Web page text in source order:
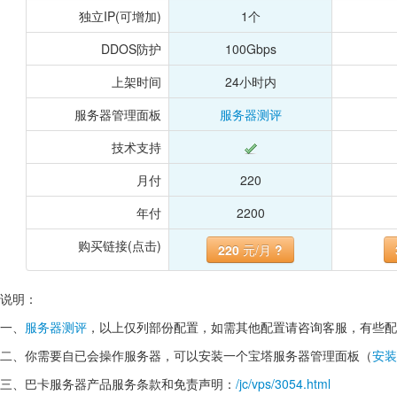
独立IP(可增加)
1个
DDOS防护
100Gbps
上架时间
24小时内
服务器管理面板
服务器测评
技术支持
月付
220
年付
2200
购买链接(点击)
220元/月?
说明：
一、 服务器测评 ，以上仅列部份配置，如需其他配置请咨询客服，有些
二、你需要自已会操作服务器，可以安装一个宝塔服务器管理面板（安
三、巴卡服务器产品服务条款和免责声明： /jc/vps/3054.html